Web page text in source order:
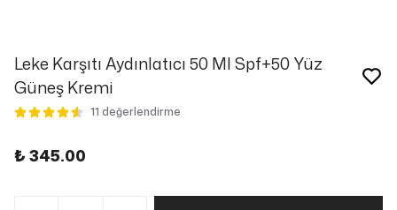
Leke Karşıtı Aydınlatıcı 50 Ml Spf+50 Yüz
Güneş Kremi
11 değerlendirme
₺ 345.00